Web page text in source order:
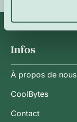
Infos
À propos de nous
CoolBytes
Contact